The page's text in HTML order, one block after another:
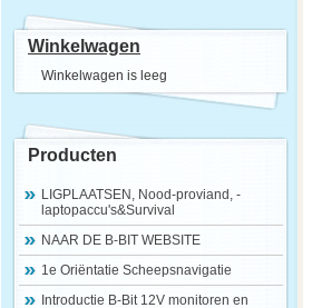
Winkelwagen
Winkelwagen is leeg
Producten
LIGPLAATSEN, Nood-proviand, -
laptopaccu's&Survival
NAAR DE B-BIT WEBSITE
1e Oriëntatie Scheepsnavigatie
Introductie B-Bit 12V monitoren en